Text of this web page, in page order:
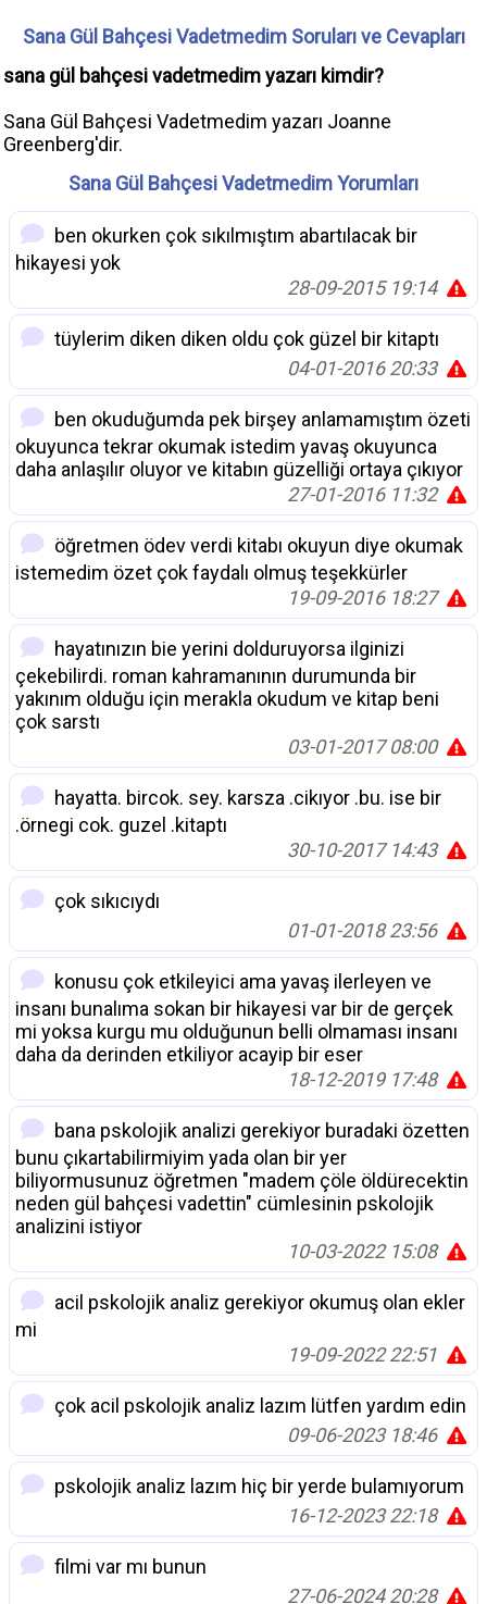
Sana Gül Bahçesi Vadetmedim Soruları ve Cevapları
sana gül bahçesi vadetmedim yazarı kimdir?
Sana Gül Bahçesi Vadetmedim yazarı Joanne
Greenberg'dir.
Sana Gül Bahçesi Vadetmedim Yorumları
ben okurken çok sıkılmıştım abartılacak bir
hikayesi yok
28-09-2015 19:14
tüylerim diken diken oldu çok güzel bir kitaptı
04-01-2016 20:33
ben okuduğumda pek birşey anlamamıştım özeti
okuyunca tekrar okumak istedim yavaş okuyunca
daha anlaşılır oluyor ve kitabın güzelliği ortaya çıkıyor
27-01-2016 11:32
öğretmen ödev verdi kitabı okuyun diye okumak
istemedim özet çok faydalı olmuş teşekkürler
19-09-2016 18:27
hayatınızın bie yerini dolduruyorsa ilginizi
çekebilirdi. roman kahramanının durumunda bir
yakınım olduğu için merakla okudum ve kitap beni
çok sarstı
03-01-2017 08:00
hayatta. bircok. sey. karsza .cikıyor .bu. ise bir
.örnegi cok. guzel .kitaptı
30-10-2017 14:43
çok sıkıcıydı
01-01-2018 23:56
konusu çok etkileyici ama yavaş ilerleyen ve
insanı bunalıma sokan bir hikayesi var bir de gerçek
mi yoksa kurgu mu olduğunun belli olmaması insanı
daha da derinden etkiliyor acayip bir eser
18-12-2019 17:48
bana pskolojik analizi gerekiyor buradaki özetten
bunu çıkartabilirmiyim yada olan bir yer
biliyormusunuz öğretmen "madem çöle öldürecektin
neden gül bahçesi vadettin" cümlesinin pskolojik
analizini istiyor
10-03-2022 15:08
acil pskolojik analiz gerekiyor okumuş olan ekler
mi
19-09-2022 22:51
çok acil pskolojik analiz lazım lütfen yardım edin
09-06-2023 18:46
pskolojik analiz lazım hiç bir yerde bulamıyorum
16-12-2023 22:18
filmi var mı bunun
27-06-2024 20:28